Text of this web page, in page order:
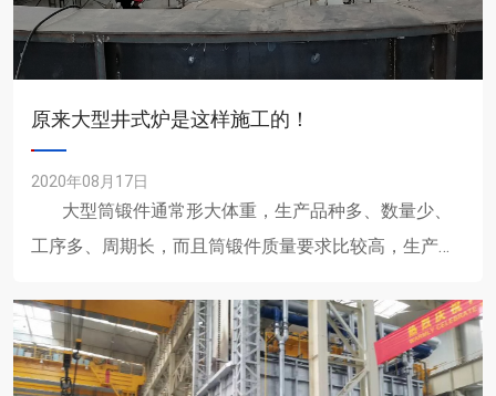
原来大型井式炉是这样施工的！
2020年08月17日
大型筒锻件通常形大体重，生产品种多、数量少、
工序多、周期长，而且筒锻件质量要求比较高，生产技